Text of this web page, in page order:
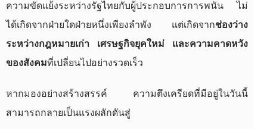
ความขัดแย้งระหว่างรัฐไทยกับผู้ประกอบการการพนัน ไม่
ได้เกิดจากฝ่ายใดฝ่ายหนึ่งเพียงลำพัง แต่เกิดจากช่องว่าง
ระหว่างกฎหมายเก่า เศรษฐกิจยุคใหม่ และความคาดหวัง
ของสังคมที่เปลี่ยนไปอย่างรวดเร็ว
หากมองอย่างสร้างสรรค์ ความตึงเครียดที่มีอยู่ในวันนี้
สามารถกลายเป็นแรงผลักดันสู่